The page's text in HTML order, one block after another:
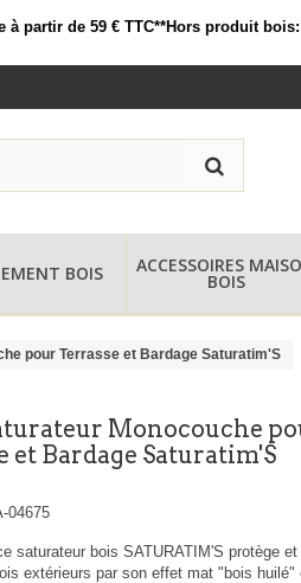
à partir de 59 € TTC**Hors produit bois:
BOIS ACCESSOIRES
BOIS
pour Terrasse et Bardage Saturatim'S
Monocouche
et Bardage Saturatim'S
04675
saturateur bois SATURATIM'S protège et
extérieurs par son effet mat "bois huilé"